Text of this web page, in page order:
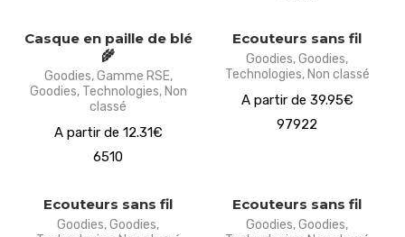
Casque en paille de blé
🌾
Goodies,Gamme RSE,
Goodies, Technologies, Non
classé
A partir de 12.31€
6510
Ecouteurs sans fil
Goodies,Goodies,
Technologies, Non classé
A partir de 39.95€
97922
Ecouteurs sans fil
Goodies,Goodies,
Ecouteurs sans fil
Goodies,Goodies,